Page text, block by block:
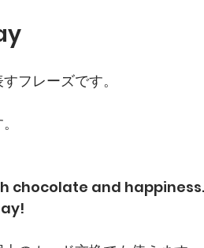
フレーズです。
chocolate and happiness.